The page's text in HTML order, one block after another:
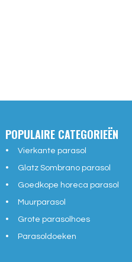
POPULAIRE CATEGORIEËN
Vierkante parasol
Glatz Sombrano parasol
Goedkope horeca parasol
Muurparasol
Grote parasolhoes
Parasoldoeken